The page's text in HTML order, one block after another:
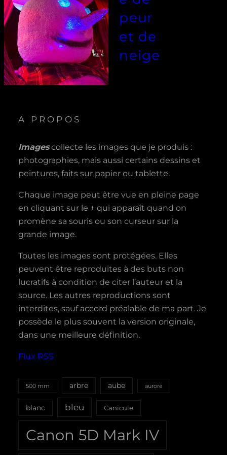
peur
et de
neige
A PROPOS
Imagescollecte les images que je produis :
photographies, mais aussi certains dessins et
peintures, faits sur papier ou tablette.
Chaque image peut être vue en pleine page
en cliquant sur le + qui apparaît quand on
promène sa souris ou son curseur sur la
grande image.
Toutes les images sont protégées. Elles
peuvent être reproduites à des buts non
lucratifs à condition de citer l’auteur et la
source. Les autres reproductions sont
interdites, sauf accord préalable de ma part. Je
possède le plus souvent la version originale,
dans une meilleure définition.
Flux RSS
500 mm arbre aube aurore
blanc bleu Canicule
Canon 5D Mark IV